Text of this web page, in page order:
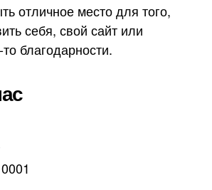
отличное место для того,
себя, свой сайт или
благодарности.